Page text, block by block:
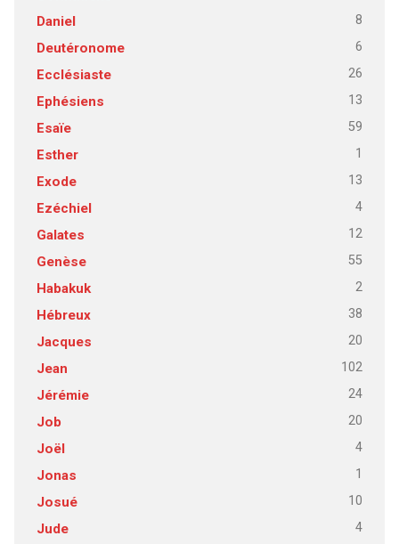
Daniel 8
Deutéronome 6
Ecclésiaste 26
Ephésiens 13
Esaïe 59
Esther 1
Exode 13
Ezéchiel 4
Galates 12
Genèse 55
Habakuk 2
Hébreux 38
Jacques 20
Jean 102
Jérémie 24
Job 20
Joël 4
Jonas 1
Josué 10
Jude 4